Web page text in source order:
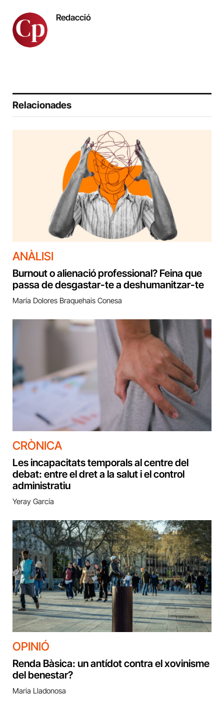
Redacció
Relacionades
ANÀLISI
Burnout o alienació professional? Feina que
passa de desgastar-te a deshumanitzar-te
María Dolores Braquehais Conesa
CRÒNICA
Les incapacitats temporals al centre del
debat: entre el dret a la salut i el control
administratiu
Yeray García
OPINIÓ
Renda Bàsica: un antídot contra el xovinisme
del benestar?
Maria Lladonosa